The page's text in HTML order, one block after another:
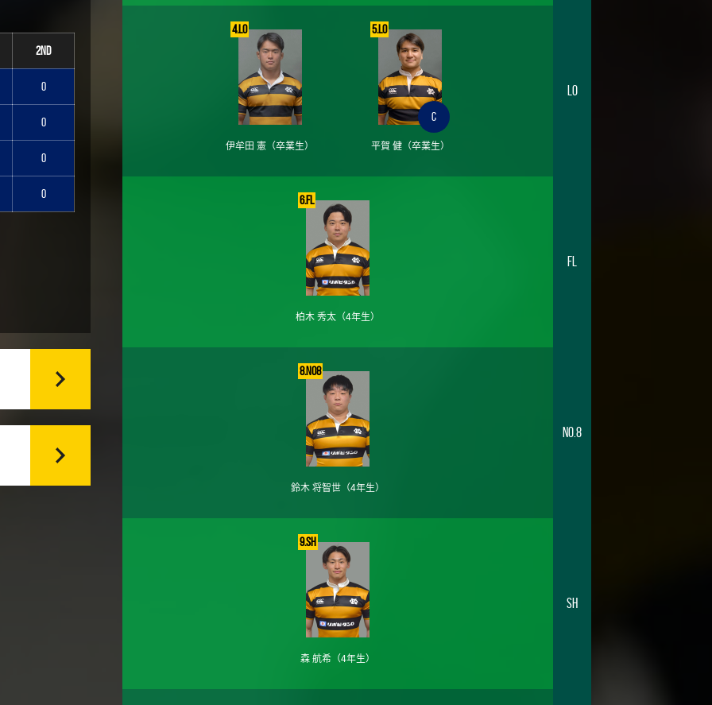
2nd
0
0
0
0
4.LO
伊牟田 憲 （卒業生）
5.LO
C
平賀 健（卒業生）
LO
6.FL
柏木 秀太 （4年生）
FL
8.No8
鈴木 将智世 （4年生）
No.8
9.SH
森 航希 （4年生）
SH